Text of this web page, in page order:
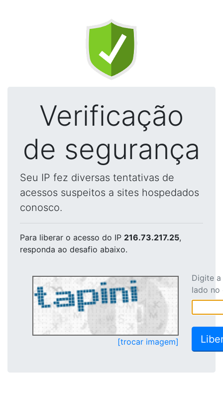
Verificação
de segurança
Seu IP fez diversas tentativas de
acessos suspeitos a sites hospedados
conosco.
Para liberar o acesso do IP 216.73.217.25,
responda ao desafio abaixo.
[trocar imagem]
Digite
lado no